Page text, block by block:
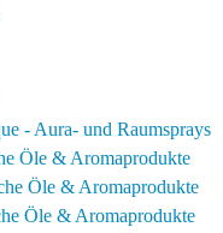
- Aura- und Raumsprays
Öle & Aromaprodukte
Öle & Aromaprodukte
Öle & Aromaprodukte